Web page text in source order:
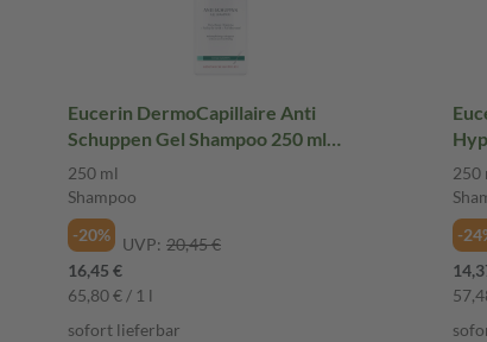
Eucerin DermoCapillaire Anti
Schuppen Gel Shampoo 250 ml
Shampoo
250 ml
Shampoo
-20%
UVP: 20,45 €
16,45 €
65,80 € / 1 l
sofort lieferbar
250
-